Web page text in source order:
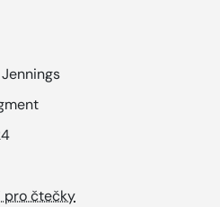
Jennings
pro čtečky